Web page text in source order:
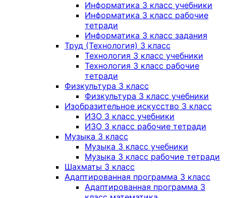
Информатика 3 класс учебники
Информатика 3 класс рабочие
тетради
Информатика 3 класс задания
Труд (Технология) 3 класс
Технология 3 класс учебники
Технология 3 класс рабочие
тетради
Физкультура 3 класс
Физкультура 3 класс учебники
Изобразительное искусство 3 класс
ИЗО 3 класс учебники
ИЗО 3 класс рабочие тетради
Музыка 3 класс
Музыка 3 класс учебники
Музыка 3 класс рабочие тетради
Шахматы 3 класс
Адаптированная программа 3 класс
Адаптированная программа 3